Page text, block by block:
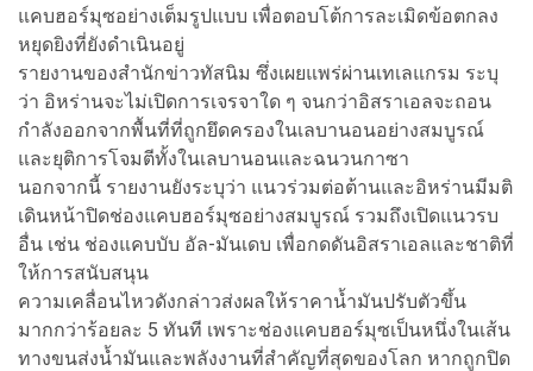
แคบฮอร์มุซอย่างเต็มรูปแบบ เพื่อตอบโต้การละเมิดข้อตกลง
หยุดยิงที่ยังดำเนินอยู่
รายงานของสำนักข่าวทัสนิม ซึ่งเผยแพร่ผ่านเทเลแกรม ระบุ
ว่า อิหร่านจะไม่เปิดการเจรจาใด ๆ จนกว่าอิสราเอลจะถอน
กำลังออกจากพื้นที่ที่ถูกยึดครองในเลบานอนอย่างสมบูรณ์
และยุติการโจมตีทั้งในเลบานอนและฉนวนกาซา
นอกจากนี้ รายงานยังระบุว่า แนวร่วมต่อต้านและอิหร่านมีมติ
เดินหน้าปิดช่องแคบฮอร์มุซอย่างสมบูรณ์ รวมถึงเปิดแนวรบ
อื่น เช่น ช่องแคบบับ อัล-มันเดบ เพื่อกดดันอิสราเอลและชาติที่
ให้การสนับสนุน
ความเคลื่อนไหวดังกล่าวส่งผลให้ราคาน้ำมันปรับตัวขึ้น
มากกว่าร้อยละ 5 ทันที เพราะช่องแคบฮอร์มุซเป็นหนึ่งในเส้น
ทางขนส่งน้ำมันและพลังงานที่สำคัญที่สุดของโลก หากถูกปิด